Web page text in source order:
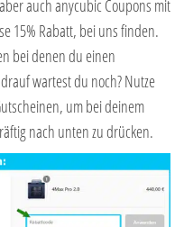
auch anycubic Coupons mit
15% Rabatt, bei uns finden.
bei denen du einen
wartest du noch? Nutze
um bei deinem
nach unten zu drücken.